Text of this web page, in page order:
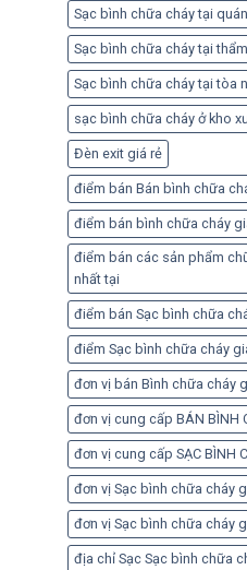
Sạc bình chữa cháy tại
Sạc bình chữa cháy tại
Sạc bình chữa cháy tại tòa
sạc bình chữa cháy ở kho
Đèn exit giá rẻ
điểm bán Bán bình chữa
điểm bán bình chữa cháy
điểm bán các sản phẩm
nhất tại
điểm bán Sạc bình chữa
điểm Sạc bình chữa cháy
đơn vị bán Bình chữa cháy
đơn vị cung cấp BÁN BÌNH
đơn vị cung cấp SẠC BÌNH
đơn vị Sạc bình chữa cháy
đơn vị Sạc bình chữa cháy
địa chỉ Sạc Sạc bình chữa